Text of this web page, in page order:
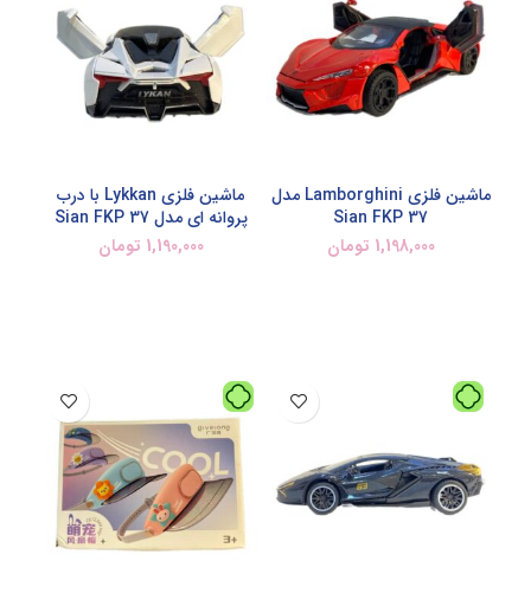
ماشین فلزی Lamborghini مدل
Sian FKP 37
1,198,000 تومان
ماشین فلزی Lykkan با درب
پروانه ای مدل Sian FKP 37
1,190,000 تومان